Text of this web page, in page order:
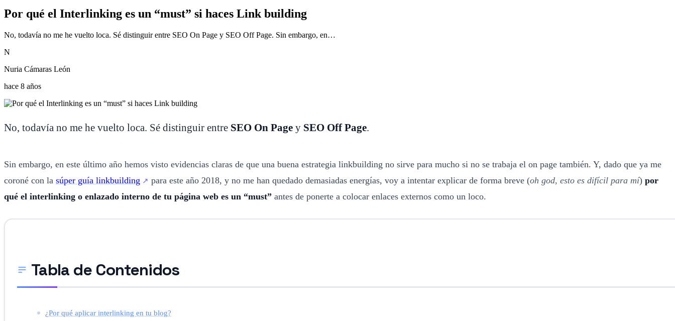
Por qué el Interlinking es un “must” si haces Link building
No, todavía no me he vuelto loca. Sé distinguir entre SEO On Page y SEO Off Page. Sin embargo, en…
N
Nuria Cámaras León
hace 8 años
No, todavía no me he vuelto loca. Sé distinguir entre SEO On Page y SEO Off Page.
Sin embargo, en este último año hemos visto evidencias claras de que una buena estrategia linkbuilding no sirve para mucho si no se trabaja el on page también. Y, dado que ya me
coroné con la súper guía linkbuilding para este año 2018, y no me han quedado demasiadas energías, voy a intentar explicar de forma breve (oh god, esto es difícil para mí) por
qué el interlinking o enlazado interno de tu página web es un “must” antes de ponerte a colocar enlaces externos como un loco.
Tabla de Contenidos
¿Por qué aplicar interlinking en tu blog?